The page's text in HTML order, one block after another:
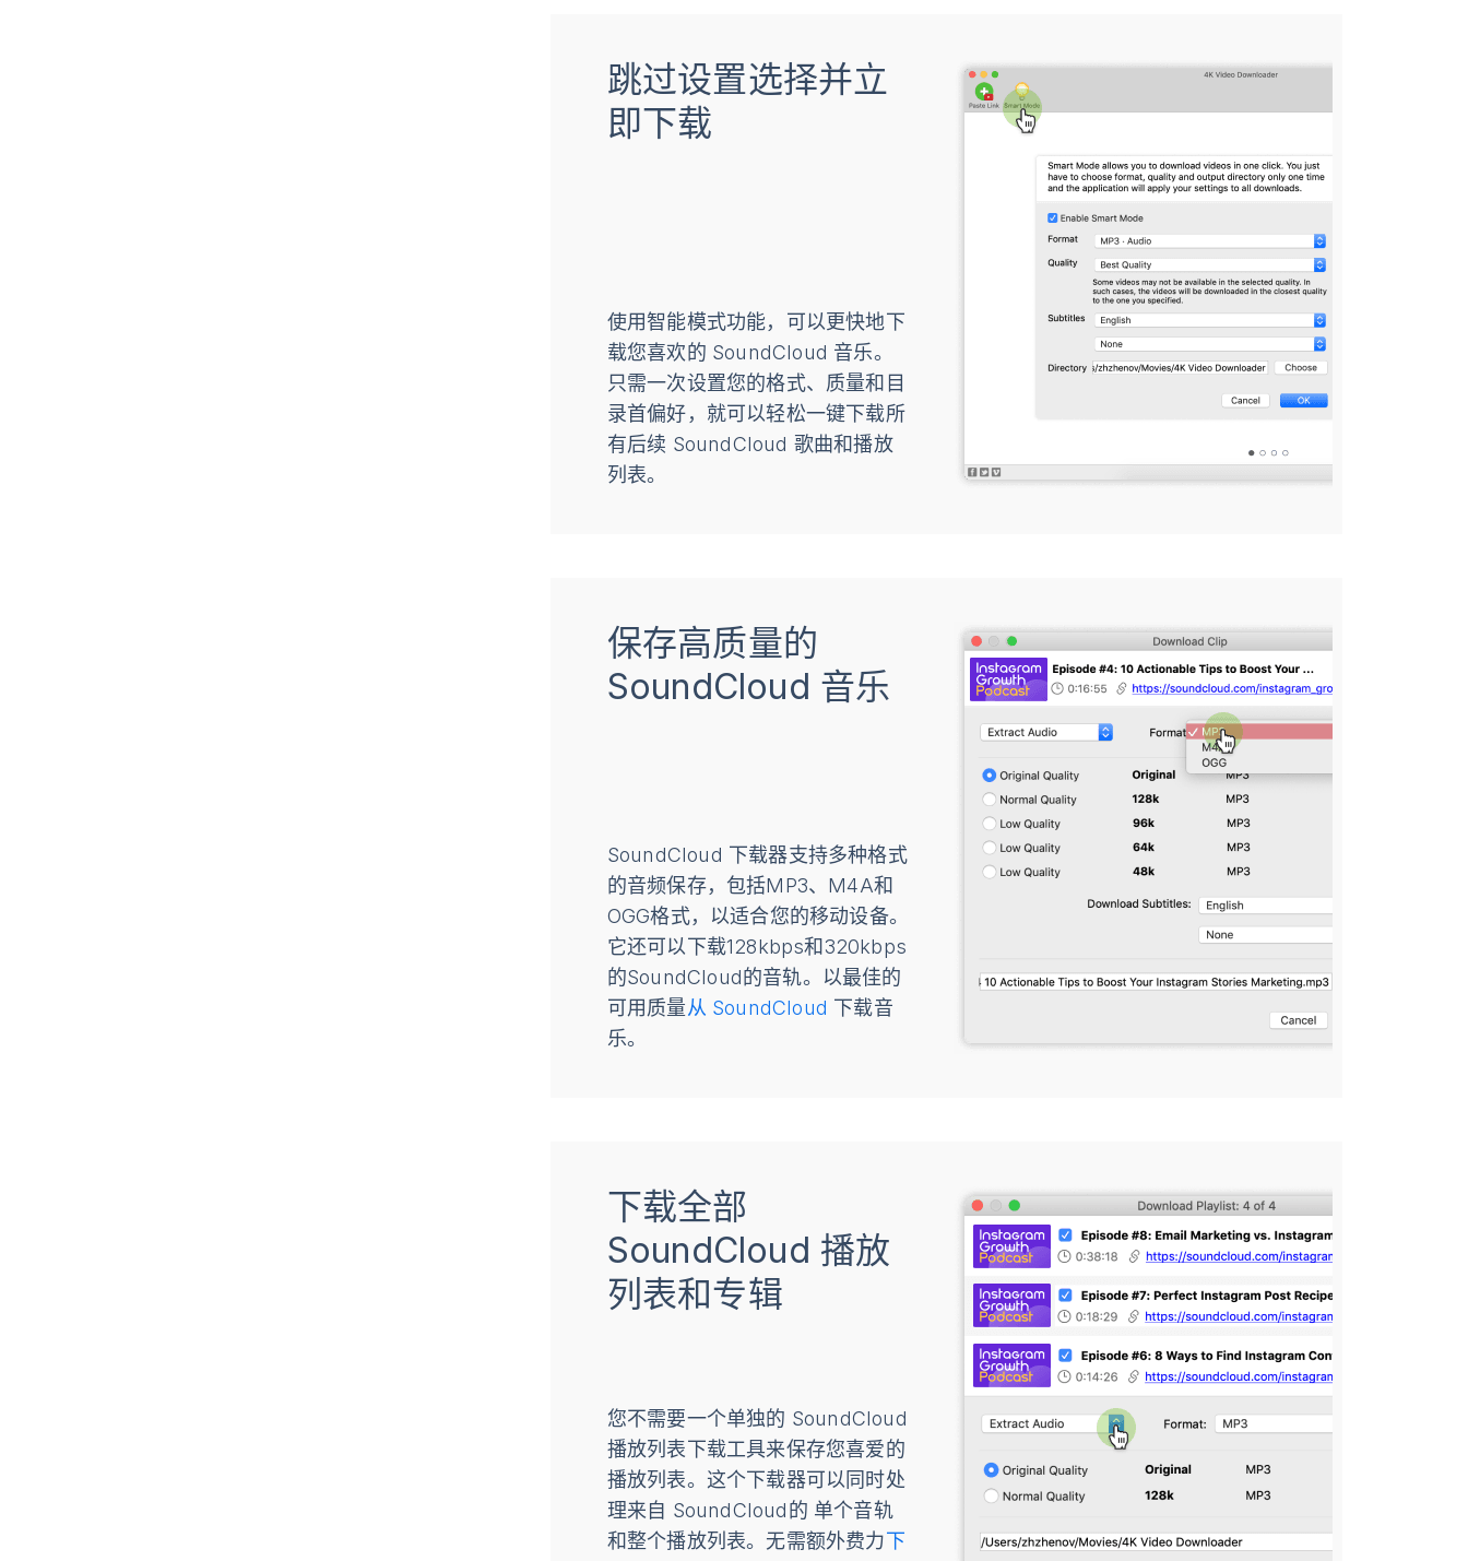
跳过设置选择并立
即下载
使用智能模式功能，可以更快地下
载您喜欢的 SoundCloud 音乐。
只需一次设置您的格式、质量和目
录首偏好，就可以轻松一键下载所
有后续 SoundCloud 歌曲和播放
列表。
保存高质量的
SoundCloud 音乐
SoundCloud 下载器支持多种格式
的音频保存，包括MP3、M4A和
OGG格式，以适合您的移动设备。
它还可以下载128kbps和320kbps
的SoundCloud的音轨。以最佳的
可用质量从 SoundCloud 下载音
乐。
下载全部
SoundCloud 播放
列表和专辑
您不需要一个单独的 SoundCloud
播放列表下载工具来保存您喜爱的
播放列表。这个下载器可以同时处
理来自 SoundCloud的 单个音轨
和整个播放列表。无需额外费力下